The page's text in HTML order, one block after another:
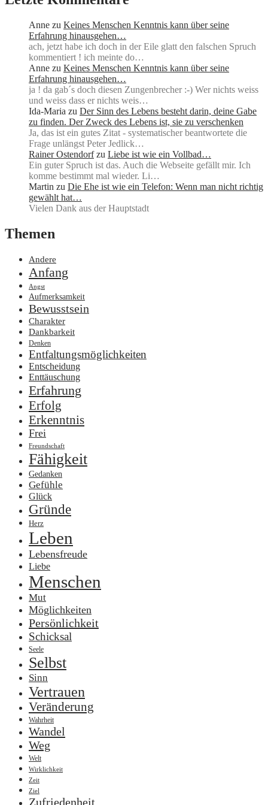
Anne zu Keines Menschen Kenntnis kann über seine
Erfahrung hinausgehen…
ach, jetzt habe ich doch in der Eile glatt den falschen Spruch
kommentiert ! ich meinte do…
Anne zu Keines Menschen Kenntnis kann über seine
Erfahrung hinausgehen…
ja ! da gab´s doch diesen Zungenbrecher :-) Wer nichts weiss
und weiss dass er nichts weis…
Ida-Maria zu Der Sinn des Lebens besteht darin, deine Gabe
zu finden. Der Zweck des Lebens ist, sie zu verschenken
Ja, das ist ein gutes Zitat - systematischer beantwortete die
Frage unlängst Peter Jedlick…
Rainer Ostendorf zu Liebe ist wie ein Vollbad…
Ein guter Spruch ist das. Auch die Webseite gefällt mir. Ich
komme bestimmt mal wieder. Li…
Martin zu Die Ehe ist wie ein Telefon: Wenn man nicht richtig
gewählt hat…
Vielen Dank aus der Hauptstadt
Themen
Andere
Anfang
Angst
Aufmerksamkeit
Bewusstsein
Charakter
Dankbarkeit
Denken
Entfaltungsmöglichkeiten
Entscheidung
Enttäuschung
Erfahrung
Erfolg
Erkenntnis
Frei
Freundschaft
Fähigkeit
Gedanken
Gefühle
Glück
Gründe
Herz
Leben
Lebensfreude
Liebe
Menschen
Mut
Möglichkeiten
Persönlichkeit
Schicksal
Seele
Selbst
Sinn
Vertrauen
Veränderung
Wahrheit
Wandel
Weg
Welt
Wirklichkeit
Zeit
Ziel
Zufriedenheit